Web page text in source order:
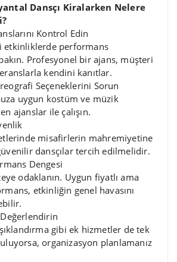
Dansçı Kiralarken Nelere
Kontrol Edin
etkinliklerde performans
Profesyonel bir ajans, müşteri
kendini kanıtlar.
Seçeneklerini Sorun
uygun kostüm ve müzik
ajanslar ile çalışın.
misafirlerin mahremiyetine
dansçılar tercih edilmelidir.
Dengesi
odaklanın. Uygun fiyatlı ama
etkinliğin genel havasını
gibi ek hizmetler de tek
organizasyon planlamanız